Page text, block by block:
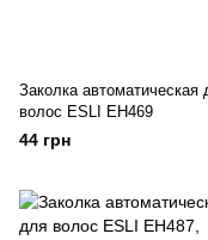
Заколка автоматическая
волос ESLI EH469
44 грн